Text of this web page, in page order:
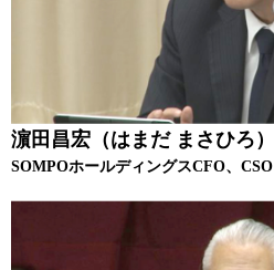
濵田昌宏（はまだ まさひろ）
SOMPOホールディングスCFO、CSO